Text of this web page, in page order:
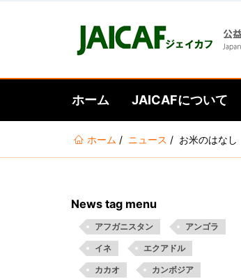
ホーム JAICAFについて
ホーム ニュース お米のはな
News tag menu
アフガニスタン アンゴラ
イネ エクアドル
カカオ カンボジア